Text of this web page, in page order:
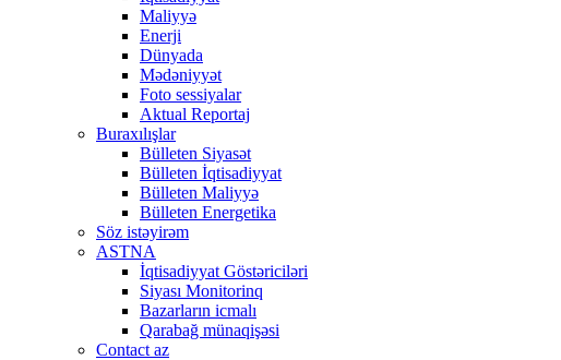
Maliyyə
Enerji
Dünyada
Mədəniyyət
Foto sessiyalar
Aktual Reportaj
Buraxılışlar
Bülleten Siyasət
Bülleten İqtisadiyyat
Bülleten Maliyyə
Bülleten Energetika
Söz istəyirəm
ASTNA
İqtisadiyyat Göstəriciləri
Siyası Monitorinq
Bazarların icmalı
Qarabağ münaqişəsi
Contact az